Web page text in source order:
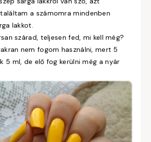
a számomra mindenben
lakkot.
szárad, teljesen fed, mi kell még?
nem fogom használni, mert 5
5 ml, de elő fog kerülni még a nyár